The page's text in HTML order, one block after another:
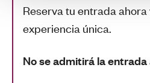
Reserva tu entrada
experiencia única.
No se admitirá la entrada